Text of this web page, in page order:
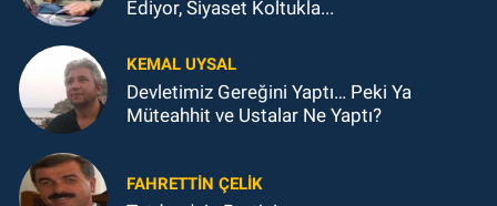
Ediyor, Siyaset Koltukla...
KEMAL UYSAL
Devletimiz Gereğini Yaptı… Peki Ya
Müteahhit ve Ustalar Ne Yaptı?
FAHRETTIN ÇELİK